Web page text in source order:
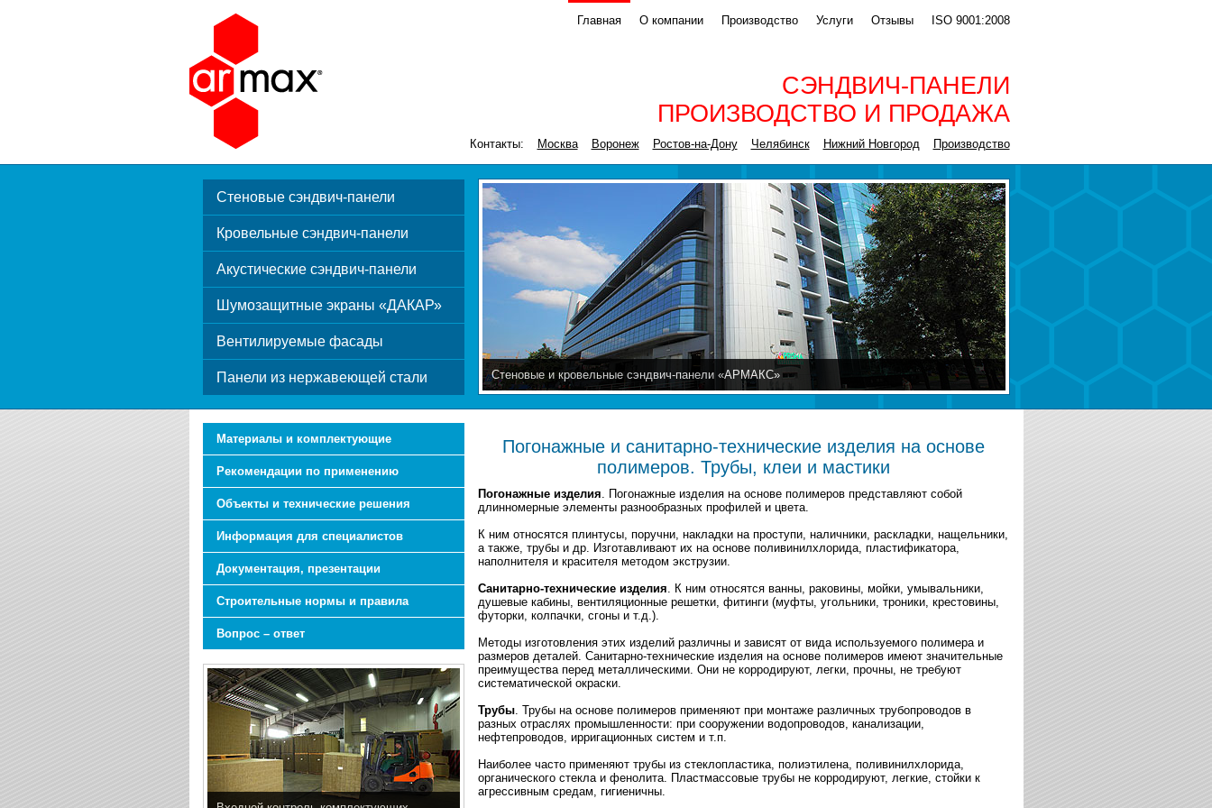
Главная О компании Производство Услуги Отзывы ISO 9001:2008
СЭНДВИЧ-ПАНЕЛИ
ПРОИЗВОДСТВО И ПРОДАЖА
Контакты: Москва Воронеж Ростов-на-Дону Челябинск Нижний Новгород Производство
Стеновые сэндвич-панели
Кровельные сэндвич-панели
Акустические сэндвич-панели
Шумозащитные экраны «ДАКАР»
Вентилируемые фасады
Панели из нержавеющей стали Стеновые и кровельные сэндвич-панели «АРМАКС»
Материалы и комплектующие
Рекомендации по применению
Объекты и технические решения
Информация для специалистов
Документация, презентации
Строительные нормы и правила
Вопрос – ответ
Погонажные и санитарно-технические изделия на основе
полимеров. Трубы, клеи и мастики
Погонажные изделия. Погонажные изделия на основе полимеров представляют собой
длинномерные элементы разнообразных профилей и цвета.
К ним относятся плинтусы, поручни, накладки на проступи, наличники, раскладки, нащельники,
а также, трубы и др. Изготавливают их на основе поливинилхлорида, пластификатора,
наполнителя и красителя методом экструзии.
Санитарно-технические изделия. К ним относятся ванны, раковины, мойки, умывальники,
душевые кабины, вентиляционные решетки, фитинги (муфты, угольники, троники, крестовины,
футорки, колпачки, сгоны и т.д.).
Методы изготовления этих изделий различны и зависят от вида используемого полимера и
размеров деталей. Санитарно-технические изделия на основе полимеров имеют значительные
преимущества перед металлическими. Они не корродируют, легки, прочны, не требуют
систематической окраски.
Трубы. Трубы на основе полимеров применяют при монтаже различных трубопроводов в
разных отраслях промышленности: при сооружении водопроводов, канализации,
нефтепроводов, ирригационных систем и т.п.
Наиболее часто применяют трубы из стеклопластика, полиэтилена, поливинилхлорида,
органического стекла и фенолита. Пластмассовые трубы не корродируют, легкие, стойки к
агрессивным средам, гигиеничны.